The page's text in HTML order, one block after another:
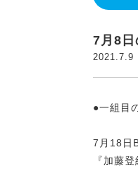
7月8日
2021.7.9
●一組目
7月18日
『加藤